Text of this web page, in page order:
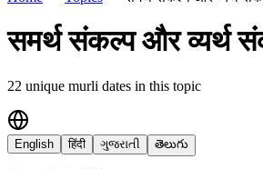
समर्थ संकल्प और व्यर्थ
22 unique murli dates in this topic
English हिंदी ગુજરાતી తెలుగు